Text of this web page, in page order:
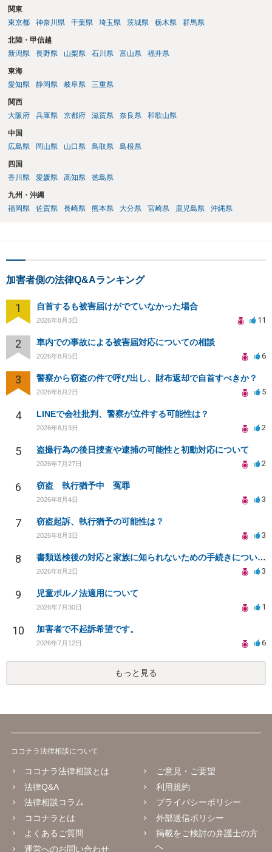
関東
東京都
神奈川県 千葉県 埼玉県 茨城県 栃木県 群馬県
北陸・甲信越
新潟県
長野県 山梨県 石川県 富山県 福井県
東海
愛知県
静岡県 岐阜県 三重県
関西
大阪府
兵庫県 京都府 滋賀県 奈良県 和歌山県
中国
広島県
岡山県 山口県 鳥取県 島根県
四国
香川県
愛媛県 高知県 徳島県
九州・沖縄
福岡県
佐賀県 長崎県 熊本県 大分県 宮崎県 鹿児島県 沖縄県
加害者側の法律Q&Aランキング
1 自首するも被害届けがでていなかった場合
2026年8月3日 11
2 車内での事故による被害届対応についての相談
2026年8月5日 6
3 警察から窃盗の件で呼び出し、財布返却で自首すべきか？
2026年8月2日 5
4 LINEで会社批判、警察が立件する可能性は？
2026年8月3日 2
5 盗撮行為の後日捜査や逮捕の可能性と初動対応について
2026年7月27日 2
6 窃盗 執行猶予中 冤罪
2026年8月4日 3
7 窃盗起訴、執行猶予の可能性は？
2026年8月3日 3
8 書類送検後の対応と家族に知られないための手続きについて相談
2026年8月2日 3
9 児童ポルノ法適用について
2026年7月30日 1
10 加害者で不起訴希望です。
2026年7月12日 6
もっと見る
ココナラ法律相談について
ココナラ法律相談とは
法律Q&A
法律相談コラム
ココナラとは
よくあるご質問
運営へのお問い合わせ
ご意見・ご要望
利用規約
プライバシーポリシー
外部送信ポリシー
掲載をご検討の弁護士の方
へ